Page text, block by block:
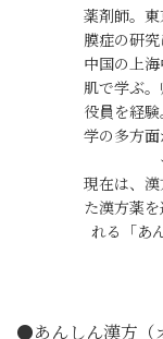
薬剤師。
膜症の研
中国の上
肌で学ぶ。
役員を経
学の多方
現在は、
た漢方薬
れる「あ
●あんしん漢方（